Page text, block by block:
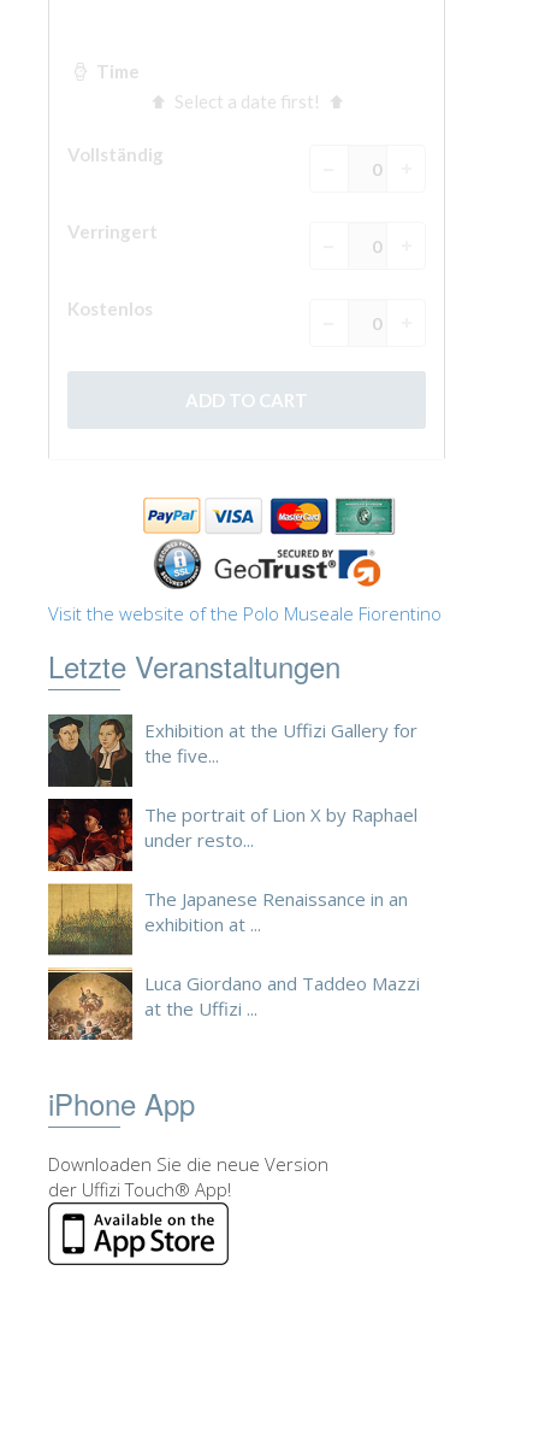
Visit the website of the Polo Museale Fiorentino
Letzte Veranstaltungen
Exhibition at the Uffizi Gallery for
the five...
The portrait of Lion X by Raphael
under resto...
The Japanese Renaissance in an
exhibition at ...
Luca Giordano and Taddeo Mazzi
at the Uffizi ...
iPhone App
Downloaden Sie die neue Version
der Uffizi Touch® App!